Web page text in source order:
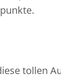
tollen